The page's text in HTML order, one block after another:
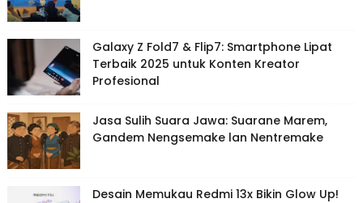
Galaxy Z Fold7 & Flip7: Smartphone Lipat
Terbaik 2025 untuk Konten Kreator
Profesional
Jasa Sulih Suara Jawa: Suarane Marem,
Gandem Nengsemake lan Nentremake
Desain Memukau Redmi 13x Bikin Glow Up!